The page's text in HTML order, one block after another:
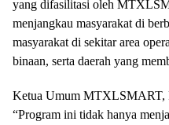
yang difasilitasi oleh
menjangkau masyarakat di
masyarakat di sekitar area
binaan, serta daerah yang
Ketua Umum MTXLSMART,
“Program ini tidak hanya